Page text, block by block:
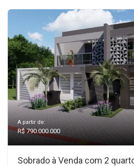
A partir de:
R$ 790.000.000
Sobrado à Venda com 2